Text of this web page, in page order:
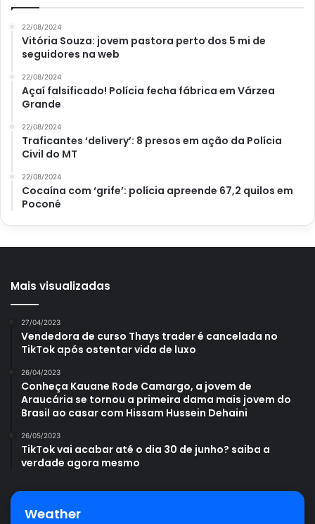
22/08/2024
Vitória Souza: jovem pastora perto dos 5 mi de
seguidores na web
22/08/2024
Açaí falsificado! Polícia fecha fábrica em Várzea
Grande
22/08/2024
Traficantes ‘delivery’: 8 presos em ação da Polícia
Civil do MT
22/08/2024
Cocaína com ‘grife’: polícia apreende 67,2 quilos em
Poconé
Mais visualizadas
27/04/2023
Vendedora de curso Thays trader é cancelada no
TikTok após ostentar vida de luxo
26/04/2023
Conheça Kauane Rode Camargo, a jovem de
Araucária se tornou a primeira dama mais jovem do
Brasil ao casar com Hissam Hussein Dehaini
26/05/2023
TikTok vai acabar até o dia 30 de junho? saiba a
verdade agora mesmo
Weather